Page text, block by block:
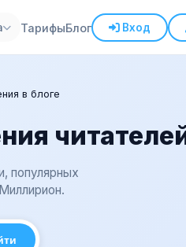
ТарифыБлог Вход
в блоге
популярных